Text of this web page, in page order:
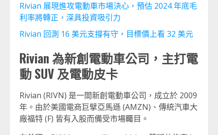
Rivian 展現進攻電動車市場決心，預估 2024 年底毛
利率將轉正，深具投資吸引力
Rivian 回測 16 美元支撐有守，目標價上看 32 美元
Rivian 為新創電動車公司，主打電
動 SUV 及電動皮卡
Rivian (RIVN) 是一間新創電動車公司，成立於 2009
年。由於美國電商巨擘亞馬遜 (AMZN)、傳統汽車大
廠福特 (F) 皆有入股而備受市場矚目。